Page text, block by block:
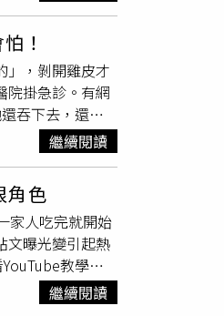
有什麼食物煮什
」。有災民在
，他們也特別
乎都難逃「被強
年輕人真的很
，在初步完成
將滿是灰的擋
石掩埋一層樓
只是難過的還
，清理難度大
初步清理乾
麼辦」。馬太鞍
救援，所有人
的光復重新有
發起高燒，輕微
研判是因為吃
藥物，住院3
食用。此外，
成醫院營養師楊
生致癌物。她
、豆腐等天然
蔬菜，像是筊白
普遍含鈉量
品也應當避免
免將食材烤焦，
架就能縮短加熱
怕！
」，剝開雞皮才
院掛急診。有網
吞下去，還跟
網友提供的照
，販賣便當的店
都能聽到它咕
該該發現
都站起來跟你老
跟店家索要了掛
門氏菌和曲狀
藏的雞肉也可
至可能引發格林-
繼續閱讀
角色
家人吃完就開始
文曝光變引起熱
教學影
疚，是不是要煮
目前男友跟男友
繼續閱讀